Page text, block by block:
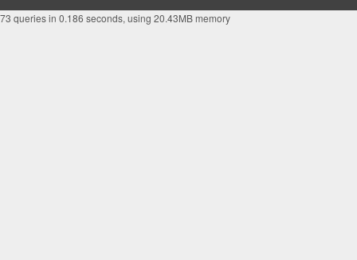
73 queries in 0.186 seconds, using 20.43MB memory